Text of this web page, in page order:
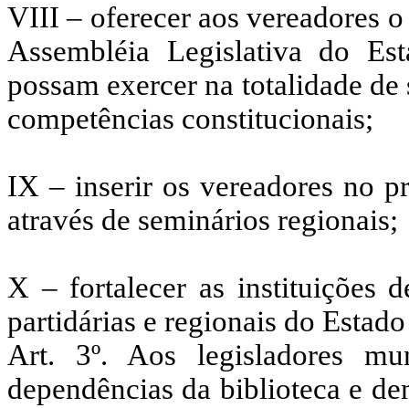
VIII – oferecer aos vereadores
Assembléia Legislativa do
possam exercer na totalidade
competências constitucionais;
IX – inserir os vereadores no
através de seminários regionais;
X – fortalecer as instituições
partidárias e regionais do
Art. 3º. Aos legisladores
dependências da biblioteca e